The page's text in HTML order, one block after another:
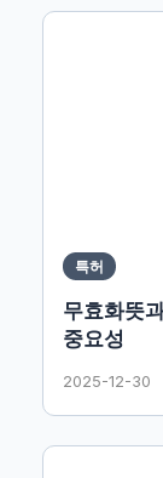
특허
무효화뜻
중요성
2025-12-30